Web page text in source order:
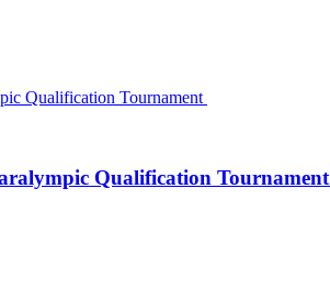
Qualification Tournament